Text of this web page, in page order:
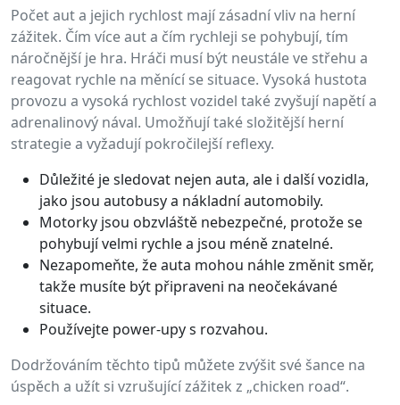
Počet aut a jejich rychlost mají zásadní vliv na herní
zážitek. Čím více aut a čím rychleji se pohybují, tím
náročnější je hra. Hráči musí být neustále ve střehu a
reagovat rychle na měnící se situace. Vysoká hustota
provozu a vysoká rychlost vozidel také zvyšují napětí a
adrenalinový nával. Umožňují také složitější herní
strategie a vyžadují pokročilejší reflexy.
Důležité je sledovat nejen auta, ale i další vozidla,
jako jsou autobusy a nákladní automobily.
Motorky jsou obzvláště nebezpečné, protože se
pohybují velmi rychle a jsou méně znatelné.
Nezapomeňte, že auta mohou náhle změnit směr,
takže musíte být připraveni na neočekávané
situace.
Používejte power-upy s rozvahou.
Dodržováním těchto tipů můžete zvýšit své šance na
úspěch a užít si vzrušující zážitek z „chicken road“.